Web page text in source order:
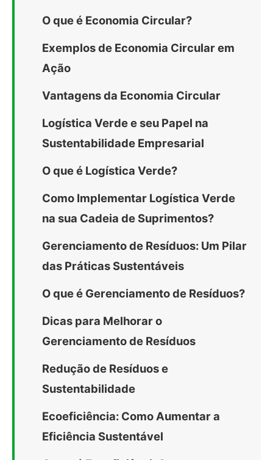
O que é Economia Circular?
Exemplos de Economia Circular em
Ação
Vantagens da Economia Circular
Logística Verde e seu Papel na
Sustentabilidade Empresarial
O que é Logística Verde?
Como Implementar Logística Verde
na sua Cadeia de Suprimentos?
Gerenciamento de Resíduos: Um Pilar
das Práticas Sustentáveis
O que é Gerenciamento de Resíduos?
Dicas para Melhorar o
Gerenciamento de Resíduos
Redução de Resíduos e
Sustentabilidade
Ecoeficiência: Como Aumentar a
Eficiência Sustentável